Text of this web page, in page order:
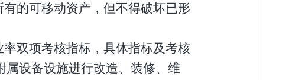
的可移动资产，但不得破坏已形
率双项考核指标 ，具体指标及考核
属设备设施进行改造、装修、维